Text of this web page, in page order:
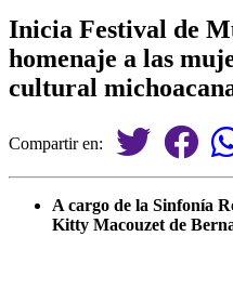
Inicia Festival de
homenaje a las
cultural
Compartir en:
A cargo de la Sinfonía
Kitty Macouzet de